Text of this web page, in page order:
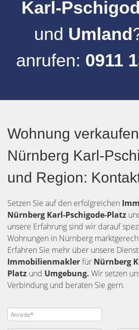
Karl-
und Umland
anrufen: 0911
Wohnung
Nürnberg Karl-
und Region:
Setzen Sie auf den erfolgreichen
Nürnberg Karl-Pschigode-Platz
unsere Erfahrung sind wir darauf
Wohnungen in Nürnberg
Erfahren Sie mehr über unsere
Immobilienmaklerfür Nürnberg
Platz und Umgebung. Wir setzen
Verbindung und beraten Sie gern.